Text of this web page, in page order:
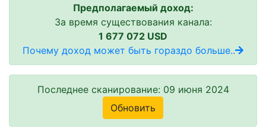
Предполагаемый доход:
За время существования канала:
1 677 072 USD
Почему доход может быть гораздо больше..
Последнее сканирование: 09 июня 2024
Обновить